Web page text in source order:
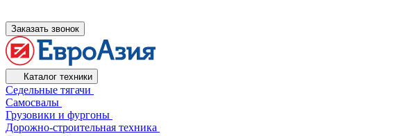
Заказать звонок
Каталог техники
Седельные тягачи
Самосвалы
Грузовики и фургоны
Дорожно-строительная техника